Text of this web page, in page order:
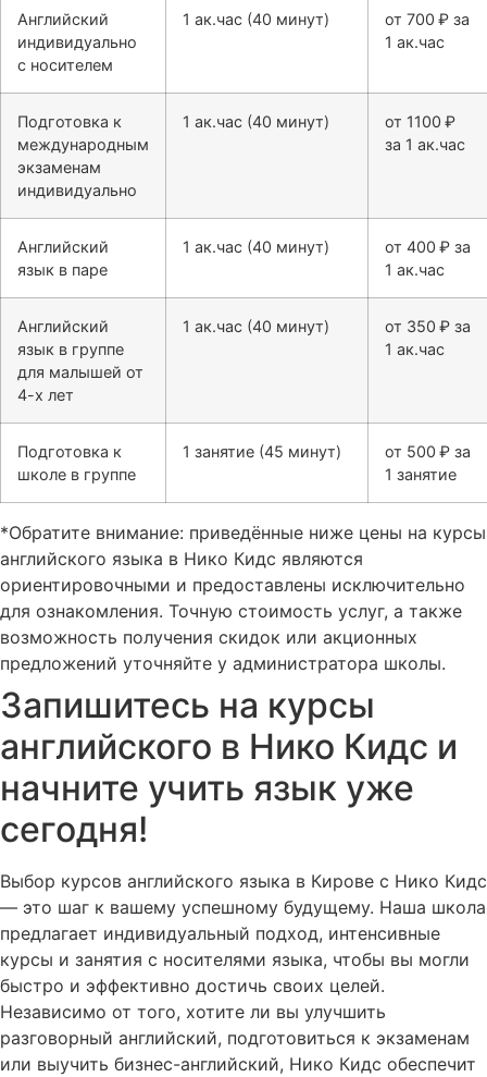
Английский
индивидуально
с носителем
1 ак.час (40 минут)
от 700 ₽ за
1 ак.час
Подготовка к
международным
экзаменам
индивидуально
1 ак.час (40 минут)
от 1100 ₽
за 1 ак.час
Английский
язык в паре
1 ак.час (40 минут)
от 400 ₽ за
1 ак.час
Английский
язык в группе
для малышей от
4-х лет
1 ак.час (40 минут)
от 350 ₽ за
1 ак.час
Подготовка к
школе в группе
1 занятие (45 минут)
от 500 ₽ за
1 занятие
*Обратите внимание: приведённые ниже цены на курсы
английского языка в Нико Кидс являются
ориентировочными и предоставлены исключительно
для ознакомления. Точную стоимость услуг, а также
возможность получения скидок или акционных
предложений уточняйте у администратора школы.
Запишитесь на курсы
английского в Нико Кидс и
начните учить язык уже
сегодня!
Выбор курсов английского языка в Кирове с Нико Кидс
— это шаг к вашему успешному будущему. Наша школа
предлагает индивидуальный подход, интенсивные
курсы и занятия с носителями языка, чтобы вы могли
быстро и эффективно достичь своих целей.
Независимо от того, хотите ли вы улучшить
разговорный английский, подготовиться к экзаменам
или выучить бизнес-английский, Нико Кидс обеспечит